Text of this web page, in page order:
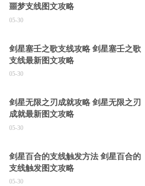
噩梦支线图文攻略
05-30
剑星塞壬之歌支线攻略 剑星塞壬之歌
支线最新图文攻略
05-30
剑星无限之刃成就攻略 剑星无限之刃
成就最新图文攻略
05-30
剑星百合的支线触发方法 剑星百合的
支线触发图文攻略
05-30